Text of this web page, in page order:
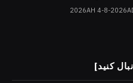
کنید]